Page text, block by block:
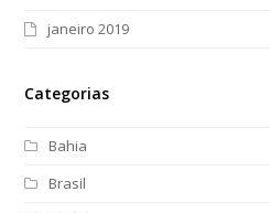
janeiro 2019
Categorias
Bahia
Brasil